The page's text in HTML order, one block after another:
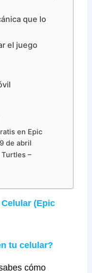
que lo
el juego
en Epic
de abril
–
Celular (Epic
tu celular?
cómo